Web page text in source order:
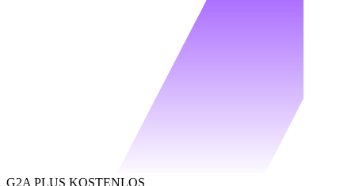
G2A PLUS KOSTENLOS